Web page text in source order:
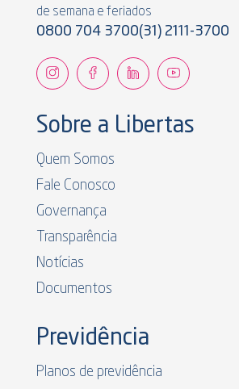
de semana e feriados
0800 704 3700(31) 2111-3700
Sobre a Libertas
Quem Somos
Fale Conosco
Governança
Transparência
Notícias
Documentos
Previdência
Planos de previdência